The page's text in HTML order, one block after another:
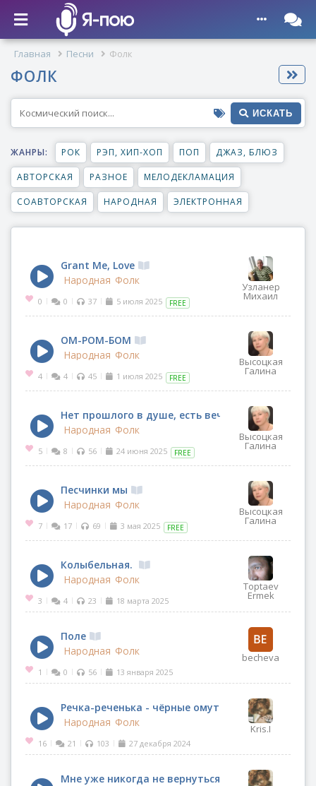
Главная Песни Фолк
ФОЛК
ИСКАТЬ
ЖАНРЫ: РОК РЭП, ХИП-ХОП ПОП ДЖАЗ, БЛЮЗ
АВТОРСКАЯ РАЗНОЕ МЕЛОДЕКЛАМАЦИЯ
СОАВТОРСКАЯ НАРОДНАЯ ЭЛЕКТРОННАЯ
Узланер
Михаил
Grant Me, Love
Народная Фолк
0 | 0 | 37 | 5 июля 2025 FREE
Высоцкая
Галина
ОМ-РОМ-БОМ
Народная Фолк
4 | 4 | 45 | 1 июля 2025 FREE
Высоцкая
Галина
Нет прошлого в душе, есть вечное всегда
Народная Фолк
5 | 8 | 56 | 24 июня 2025 FREE
Высоцкая
Галина
Песчинки мы
Народная Фолк
7 | 17 | 69 | 3 мая 2025 FREE
Toptaev
Ermek
Колыбельная.
Народная Фолк
3 | 4 | 23 | 18 марта 2025
becheva
Поле
Народная Фолк
1 | 0 | 56 | 13 января 2025
Kris.I
Речка-реченька - чёрные омуты
Народная Фолк
16 | 21 | 103 | 27 декабря 2024
Мне уже никогда не вернуться домой